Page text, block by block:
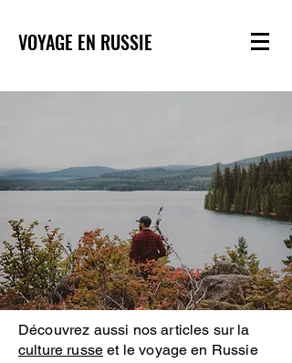
VOYAGE EN RUSSIE
Découvrez aussi nos articles sur la
culture russe et le voyage en Russie